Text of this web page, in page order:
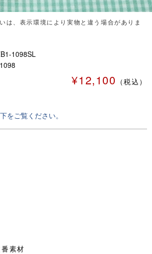
は、表示環境により実物と違う場合がありま
1098SL
¥12,100 （税込）
をご覧ください。
素材